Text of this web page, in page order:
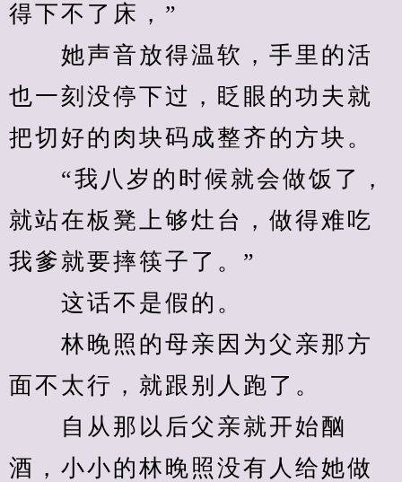
得下不了床，”
她声音放得温软，手里的活
也一刻没停下过，眨眼的功夫就
把切好的肉块码成整齐的方块。
“我八岁的时候就会做饭了，
就站在板凳上够灶台，做得难吃
我爹就要摔筷子了。”
这话不是假的。
林晚照的母亲因为父亲那方
面不太行，就跟别人跑了。
自从那以后父亲就开始酗
酒，小小的林晚照没有人给她做